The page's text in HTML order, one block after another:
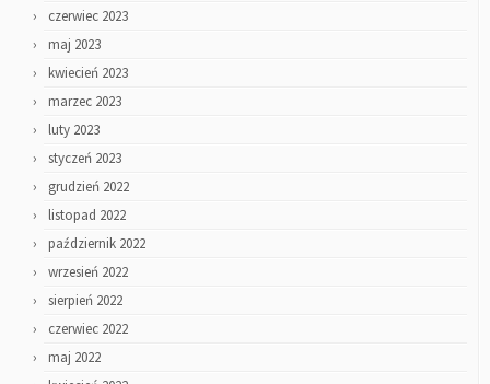
czerwiec 2023
maj 2023
kwiecień 2023
marzec 2023
luty 2023
styczeń 2023
grudzień 2022
listopad 2022
październik 2022
wrzesień 2022
sierpień 2022
czerwiec 2022
maj 2022